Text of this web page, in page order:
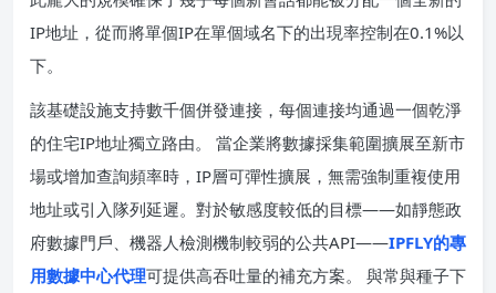
IP地址，從而將單個IP在單個域名下的出現率控制在0.1%以
下。
該基礎設施支持數千個併發連接，每個連接均通過一個乾淨
的住宅IP地址獨立路由。 當企業將數據採集範圍擴展至新市
場或增加查詢頻率時，IP層可彈性擴展，無需強制重複使用
地址或引入隊列延遲。對於敏感度較低的目標——如靜態政
府數據門戶、機器人檢測機制較弱的公共API——IPFLY的專
用數據中心代理可提供高吞吐量的補充方案。 與常與種子下